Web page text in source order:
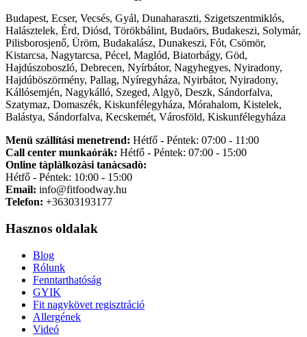
Budapest, Ecser, Vecsés, Gyál, Dunaharaszti, Szigetszentmiklós,
Halásztelek, Érd, Diósd, Törökbálint, Budaörs, Budakeszi, Solymár,
Pilisborosjenő, Üröm, Budakalász, Dunakeszi, Fót, Csömör,
Kistarcsa, Nagytarcsa, Pécel, Maglód, Biatorbágy, Göd,
Hajdúszoboszló, Debrecen, Nyírbátor, Nagyhegyes, Nyiradony,
Hajdúböszörmény, Pallag, Nyíregyháza, Nyirbátor, Nyiradony,
Kállósemjén, Nagykálló, Szeged, Algyõ, Deszk, Sándorfalva,
Szatymaz, Domaszék, Kiskunfélegyháza, Mórahalom, Kistelek,
Balástya, Sándorfalva, Kecskemét, Városföld, Kiskunfélegyháza
Menü szállítási menetrend: Hétfő - Péntek: 07:00 - 11:00
Call center munkaórák: Hétfő - Péntek: 07:00 - 15:00
Online tàplàlkozàsi tanàcsadò:
Hétfő - Péntek: 10:00 - 15:00
Email: info@fitfoodway.hu
Telefon: +36303193177
Hasznos oldalak
Blog
Rólunk
Fenntarthatóság
GYIK
Fit nagykövet regisztráció
Allergének
Videó